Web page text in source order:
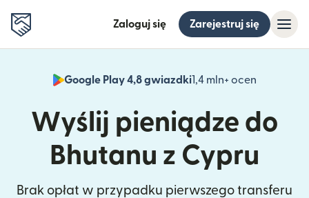
Zaloguj się Zarejestruj się
Google Play 4,8 gwiazdki1,4 mln+ ocen
(otwiera
Wyślij pieniądze do
Bhutanu z Cypru
Brak opłat w przypadku pierwszego transferu